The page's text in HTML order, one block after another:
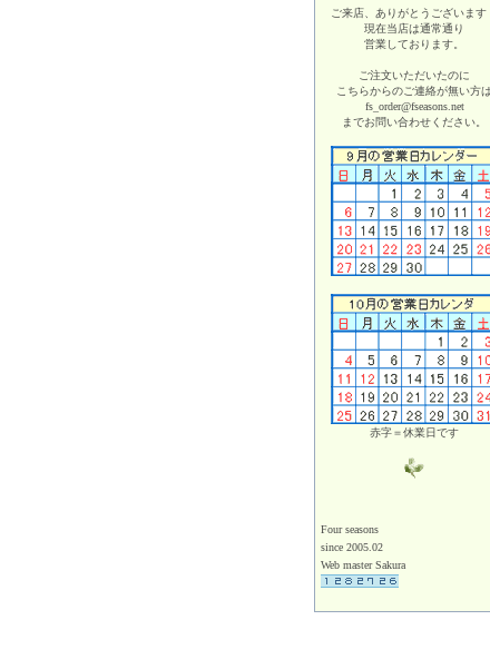
ご来店、ありがとうございます
現在当店は通常通り
営業しております。
ご注文いただいたのに
こちらからのご連絡が無い方は
fs_order@fseasons.net
までお問い合わせください。
赤字＝休業日です
Four seasons
since 2005.02
Web master Sakura